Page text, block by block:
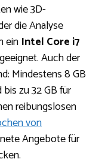
wie 3D-
die Analyse
ein Intel Core i7
Auch der
Mindestens 8 GB
zu 32 GB für
reibungslosen
von
Angebote für